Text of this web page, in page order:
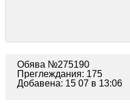
Обява №275190
Преглеждания: 175
Добавена: 15 07 в 13:06